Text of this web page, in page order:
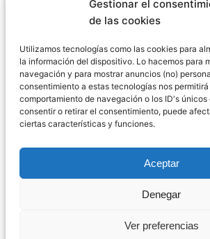
Gestionar el
de las cookies
Utilizamos tecnologías como las cookies para
la información del dispositivo. Lo hacemos para
navegación y para mostrar anuncios (no)
consentimiento a estas tecnologías nos
comportamiento de navegación o los ID's únicos
consentir o retirar el consentimiento, puede
ciertas características y funciones.
Aceptar
Denegar
Ver preferencias
Descargo de Responsabilidad
Declaración de Privacidad
WordPress
Página administrada por